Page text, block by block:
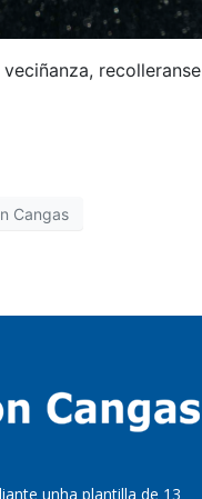
Cangas
unha plantilla de 13